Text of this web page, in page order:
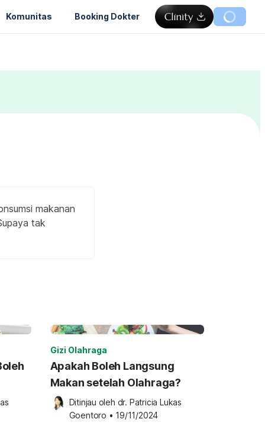
Komunitas Booking Dokter
makanan
tak
Gizi Olahraga
Apakah Boleh Langsung
Makan setelah Olahraga?
Ditinjau oleh dr. Patricia Lukas
Goentoro • 19/11/2024